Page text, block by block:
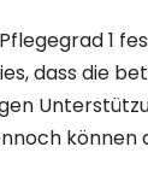
1
dass die
können